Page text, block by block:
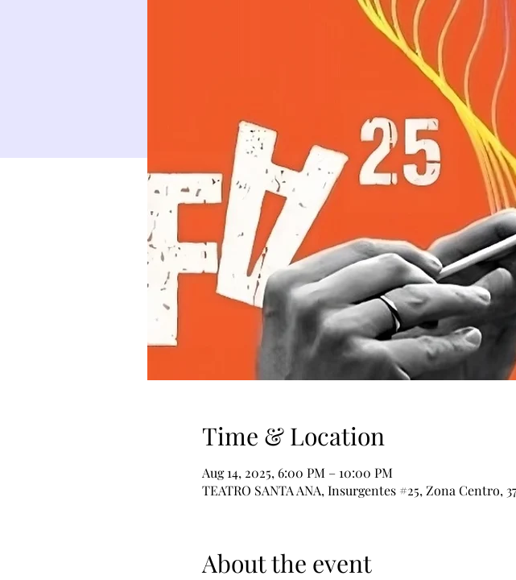
Time & Location
Aug 14, 2025, 6:00 PM – 10:00 PM
TEATRO SANTA ANA, Insurgentes #25, Zona Centro,
About the event